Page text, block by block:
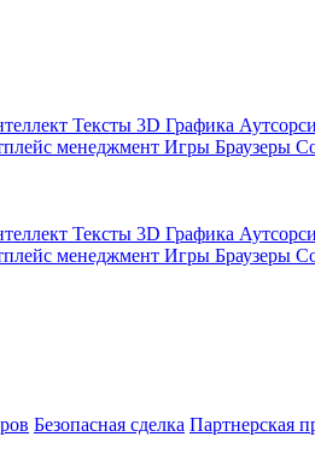
Тексты 3D Графика
менеджмент Игры Браузеры
Тексты 3D Графика
менеджмент Игры Браузеры
Безопасная сделка Партнерская